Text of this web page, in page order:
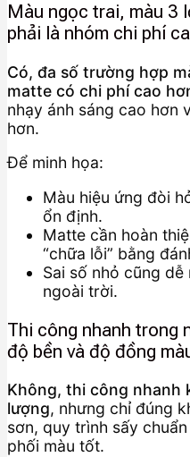
Màu ngọc trai, màu 3
phải là nhóm chi phí
Có, đa số trường hợp
matte có chi phí cao
nhạy ánh sáng cao hơn
hơn.
Để minh họa:
Màu hiệu ứng đòi
ổn định.
Matte cần hoàn
“chữa lỗi” bằng
Sai số nhỏ cũng
ngoài trời.
Thi công nhanh trong
độ bền và độ đồng
Không, thi công nhanh
lượng, nhưng chỉ đúng
sơn, quy trình sấy
phối màu tốt.